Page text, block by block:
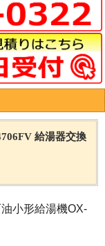
給湯器交換
小形給湯機OX-